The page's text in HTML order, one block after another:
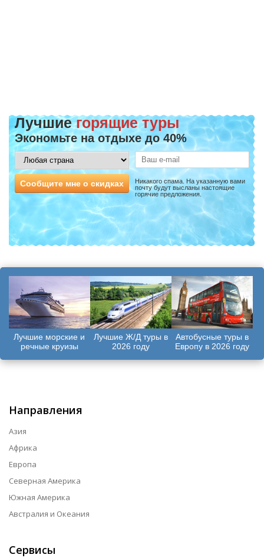
Лучшиегорящие туры
Экономьте на отдыхе до 40%
Сообщите мне о скидках
Никакого спама. На указанную вами
почту будут высланы настоящие
горячие предложения.
Лучшие морские и
речные круизы
Лучшие Ж/Д туры в
2026 году
Автобусные туры в
Европу в 2026 году
Направления
Азия
Африка
Европа
Северная Америка
Южная Америка
Австралия и Океания
Сервисы